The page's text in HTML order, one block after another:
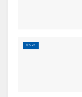
صحة